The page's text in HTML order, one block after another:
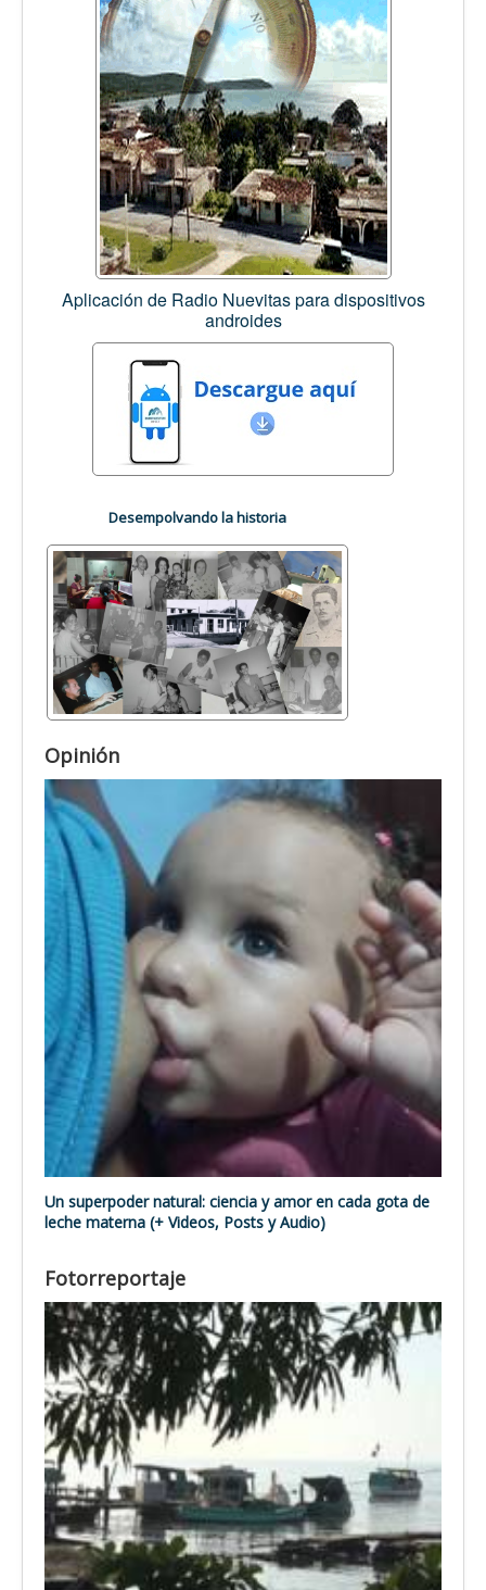
Aplicación de Radio Nuevitas para dispositivos
androides
Desempolvando la historia
Opinión
Un superpoder natural: ciencia y amor en cada gota de
leche materna (+ Videos, Posts y Audio)
Fotorreportaje